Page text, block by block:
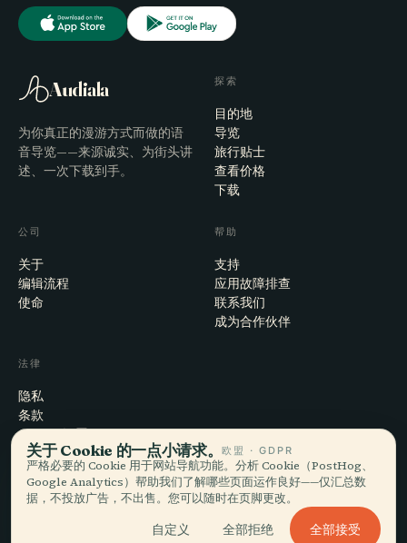
Audiala
为你真正的漫游方式而做的语
音导览——来源诚实、为街头讲
述、一次下载到手。
探索
目的地
导览
旅行贴士
查看价格
下载
公司
关于
编辑流程
使命
帮助
支持
应用故障排查
联系我们
成为合作伙伴
法律
隐私
条款
Cookie 设置
注销账户
© 2026 Audiala · 制作于瑞士莫尔日，也在路上、在云端
关于 Cookie 的一点小请求。欧盟 · GDPR
严格必要的 Cookie 用于网站导航功能。分析 Cookie（PostHog、
Google Analytics）帮助我们了解哪些页面运作良好——仅汇总数
据，不投放广告，不出售。您可以随时在页脚更改。
自定义 全部拒绝 全部接受